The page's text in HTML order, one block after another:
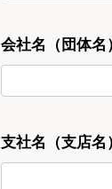
会社名（団体名
支社名（支店名